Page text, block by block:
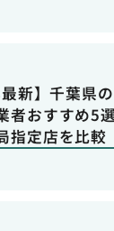
最新】千葉県
者おすすめ5
指定店を比較